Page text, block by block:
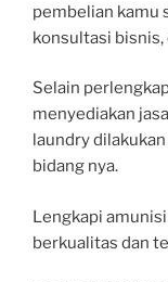
pembelian kamu
konsultasi bisnis,
Selain
menyediakan
laundry
bidang nya.
Lengkapi
berkualitas dan